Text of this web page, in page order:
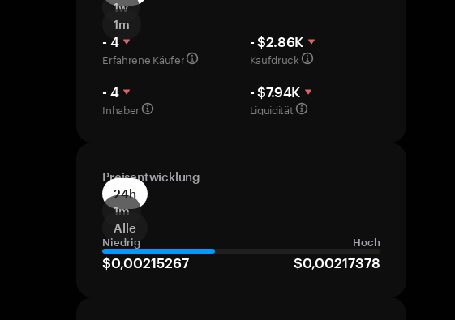
1w
1m
- 4
Erfahrene Käufer
- $2.86K
Kaufdruck
- 4
Inhaber
- $7.94K
Liquidität
Preisentwicklung
24h
1m
Alle
Niedrig Hoch
$0,00215267 $0,00217378